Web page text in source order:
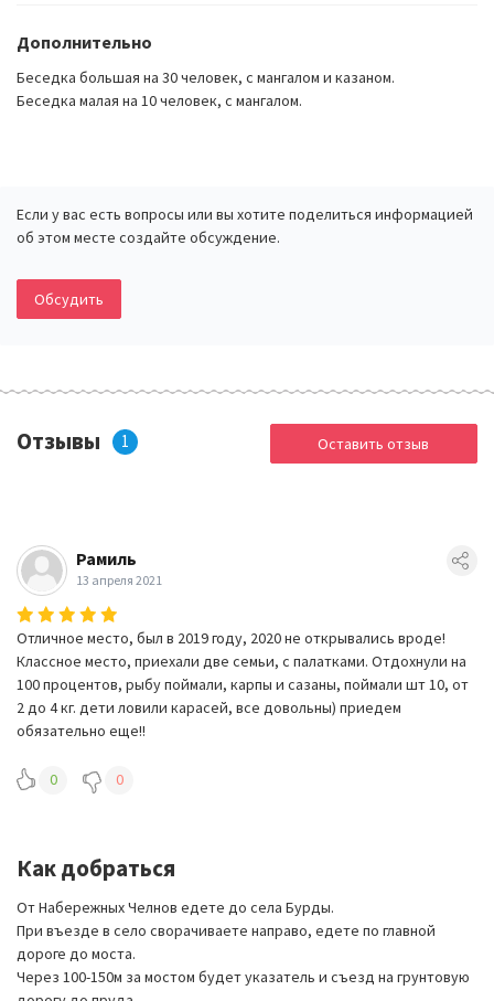
Дополнительно
Беседка большая на 30 человек, с мангалом и казаном.
Беседка малая на 10 человек, с мангалом.
Если у вас есть вопросы или вы хотите поделиться информацией
об этом месте создайте обсуждение.
Обсудить
Отзывы 1 Оставить отзыв
Рамиль
13 апреля 2021
Отличное место, был в 2019 году, 2020 не открывались вроде!
Классное место, приехали две семьи, с палатками. Отдохнули на
100 процентов, рыбу поймали, карпы и сазаны, поймали шт 10, от
2 до 4 кг. дети ловили карасей, все довольны) приедем
обязательно еще!!
0 0
Как добраться
От Набережных Челнов едете до села Бурды.
При въезде в село сворачиваете направо, едете по главной
дороге до моста.
Через 100-150м за мостом будет указатель и съезд на грунтовую